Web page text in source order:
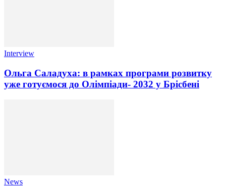
Interview
Ольга Саладуха: в рамках програми розвитку
уже готуємося до Олімпіади- 2032 у Брісбені
News